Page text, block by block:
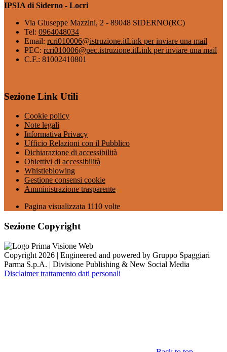
IPSIA di Siderno - Locri
Via Giuseppe Mazzini, 2 - 89048 SIDERNO(RC)
Tel: 0964048034
Email: rcri010006@istruzione.itLink per inviare una mail
PEC: rcri010006@pec.istruzione.itLink per inviare una mail
C.F.: 81002410801
Sezione Link Utili
Cookie policy
Note legali
Informativa Privacy
Ufficio Relazioni con il Pubblico
Dichiarazione di accessibilità
Obiettivi di accessibilità
Whistleblowing
Gestione consensi cookie
Amministrazione trasparente
Pagina visualizzata 1110 volte
Sezione Copyright
Copyright 2026 | Engineered and powered by Gruppo Spaggiari
Parma S.p.A. | Divisione Publishing & New Social Media
Disclaimer trattamento dati personali